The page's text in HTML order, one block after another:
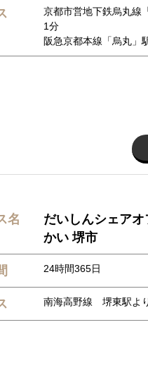
京都市営地下鉄烏丸
1分
阪急京都本線「烏丸
名
だいしんシェアオ
かい 堺市
24時間365日
南海高野線 堺東駅よ